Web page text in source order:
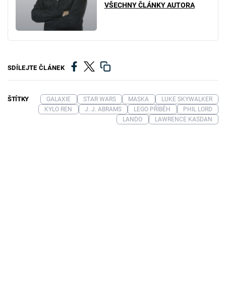
VŠECHNY ČLÁNKY AUTORA
SDÍLEJTE ČLÁNEK
ŠTÍTKY GALAXIE STAR WARS MASKA
LUKE SKYWALKER
KYLO REN
J. J. ABRAMS LEGO PŘÍBĚH
PHIL LORD
LANDO
LAWRENCE KASDAN